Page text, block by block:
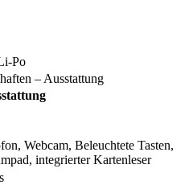
Po
– Ausstattung
Webcam, Beleuchtete Tasten,
integrierter Kartenleser